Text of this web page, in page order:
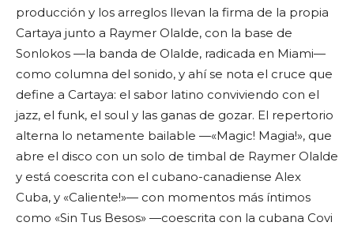
producción y los arreglos llevan la firma de la propia
Cartaya junto a Raymer Olalde, con la base de
Sonlokos —la banda de Olalde, radicada en Miami—
como columna del sonido, y ahí se nota el cruce que
define a Cartaya: el sabor latino conviviendo con el
jazz, el funk, el soul y las ganas de gozar. El repertorio
alterna lo netamente bailable —«Magic! Magia!», que
abre el disco con un solo de timbal de Raymer Olalde
y está coescrita con el cubano-canadiense Alex
Cuba, y «Caliente!»— con momentos más íntimos
como «Sin Tus Besos» —coescrita con la cubana Covi